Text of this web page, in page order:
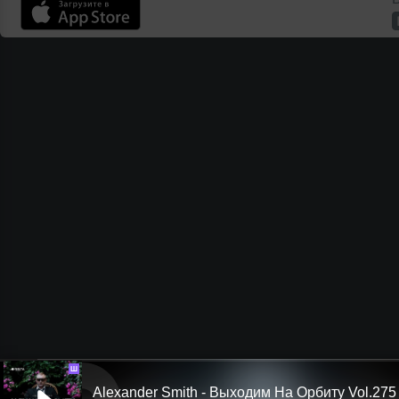
Ш
Alexander Smith - Выходим На Орбиту Vol.275